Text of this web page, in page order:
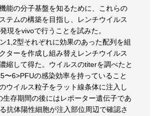
能の分子基盤を知るために、これらの
テムの構築を目指し、レンチウイルス
現をvivoで行うことを試みた。
1,2型それぞれに効果のあった配列を組
ターを作成し組み替えレンチウイルス
縮して得た。ウイルスのtiterを調べたと
〜6>PFUの感染効率を持っていること
ウイルス粒子をラット線条体に注入し
生存期間の後にはレポーター遺伝子であ
抗体陽性細胞が注入部位周辺で確認さ